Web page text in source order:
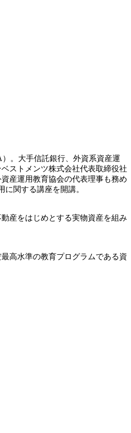
。大手信託銀行、外資系資産運
ストメンツ株式会社代表取締役社
産運用教育協会の代表理事も務め
関する講座を開講。
産をはじめとする実物資産を組み
高水準の教育プログラムである資